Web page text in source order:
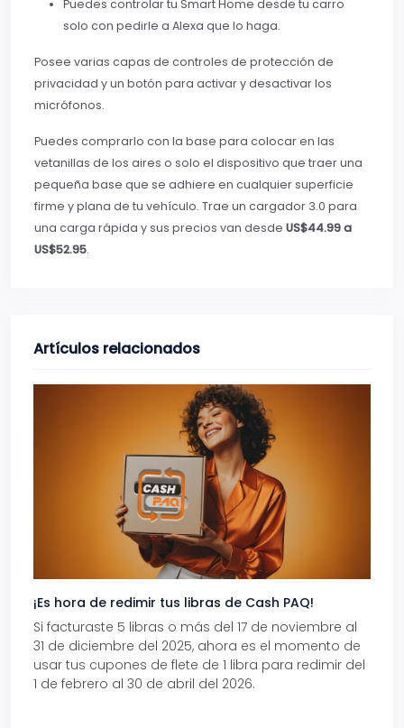
Puedes controlar tu Smart Home desde tu carro
solo con pedirle a Alexa que lo haga.
Posee varias capas de controles de protección de
privacidad y un botón para activar y desactivar los
micrófonos.
Puedes comprarlo con la base para colocar en las
vetanillas de los aires o solo el dispositivo que traer una
pequeña base que se adhiere en cualquier superficie
firme y plana de tu vehículo. Trae un cargador 3.0 para
una carga rápida y sus precios van desde US$44.99 a
US$52.95.
Artículos relacionados
¡Es hora de redimir tus libras de Cash PAQ!
Si facturaste 5 libras o más del 17 de noviembre al
31 de diciembre del 2025, ahora es el momento de
usar tus cupones de flete de 1 libra para redimir del
1 de febrero al 30 de abril del 2026.